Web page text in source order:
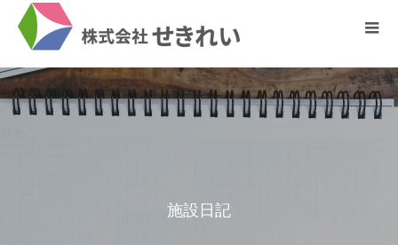
施設日記